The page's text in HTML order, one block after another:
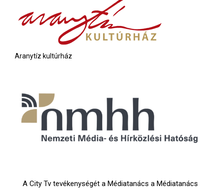
Aranytíz kultúrház
A City Tv tevékenységét a Médiatanács a Médiatanács